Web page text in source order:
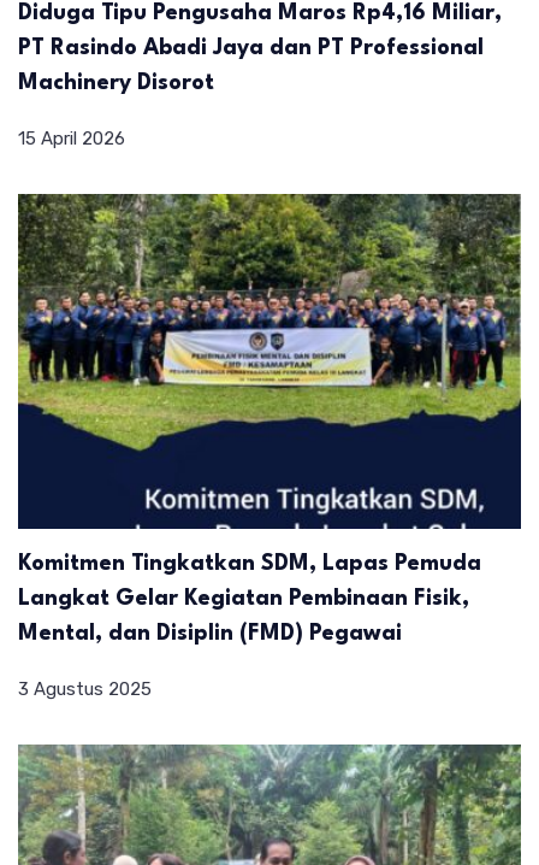
Diduga Tipu Pengusaha Maros Rp4,16 Miliar,
PT Rasindo Abadi Jaya dan PT Professional
Machinery Disorot
15 April 2026
Komitmen Tingkatkan SDM, Lapas Pemuda
Langkat Gelar Kegiatan Pembinaan Fisik,
Mental, dan Disiplin (FMD) Pegawai
3 Agustus 2025